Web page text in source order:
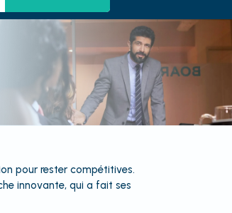
pour rester compétitives.
innovante, qui a fait ses